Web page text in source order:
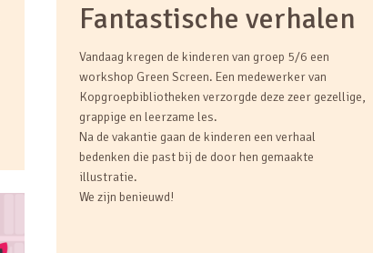
Fantastische verhalen
Vandaag kregen de kinderen van groep 5/6 een
workshop Green Screen. Een medewerker van
Kopgroepbibliotheken verzorgde deze zeer gezellige,
grappige en leerzame les.
Na de vakantie gaan de kinderen een verhaal
bedenken die past bij de door hen gemaakte
illustratie.
We zijn benieuwd!